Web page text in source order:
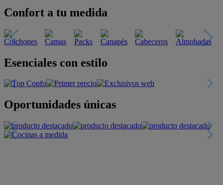
Confort a tu medida
Esenciales con estilo
Oportunidades únicas